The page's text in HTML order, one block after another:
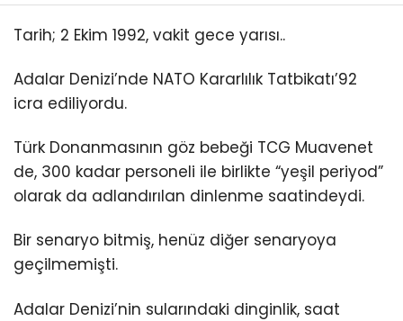
Tarih; 2 Ekim 1992, vakit gece yarısı..
Adalar Denizi’nde NATO Kararlılık Tatbikatı’92
icra ediliyordu.
Türk Donanmasının göz bebeği TCG Muavenet
de, 300 kadar personeli ile birlikte “yeşil periyod”
olarak da adlandırılan dinlenme saatindeydi.
Bir senaryo bitmiş, henüz diğer senaryoya
geçilmemişti.
Adalar Denizi’nin sularındaki dinginlik, saat